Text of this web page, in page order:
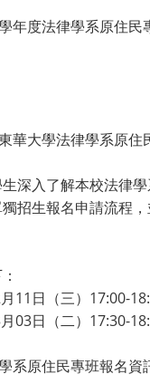
年度法律學系原住
華大學法律學系原住
深入了解本校法律
招生報名申請流程
11日（三）17:00-
03日（二）17:30-
系原住民專班報名資